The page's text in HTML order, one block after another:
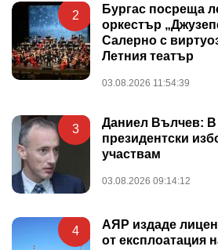
2
Бургас посреща
оркестър
Салерно с
Летния театър
03.08.2026 11:54:39
3
Даниел Вълчев:
президентски
участвам
03.08.2026 09:14:12
4
АЯР издаде
от експлоатация